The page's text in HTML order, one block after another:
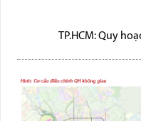
TP.HCM: Quy